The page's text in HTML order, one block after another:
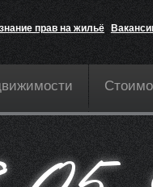
прав на жильё